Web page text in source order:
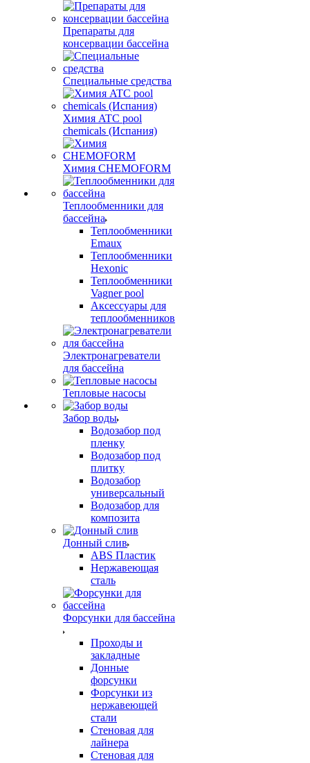
Препараты для
консервации бассейна
Специальные средства
Химия ATC pool
chemicals (Испания)
Химия CHEMOFORM
Теплообменники для
бассейна
Теплообменники
Emaux
Теплообменники
Hexonic
Теплообменники
Vagner pool
Аксессуары для
теплообменников
Электронагреватели
для бассейна
Тепловые насосы
Забор воды
Водозабор под
пленку
Водозабор под
плитку
Водозабор
универсальный
Водозабор для
композита
Донный слив
ABS Пластик
Нержавеющая
сталь
Форсунки для бассейна
Проходы и
закладные
Донные
форсунки
Форсунки из
нержавеющей
стали
Стеновая для
лайнера
Стеновая для